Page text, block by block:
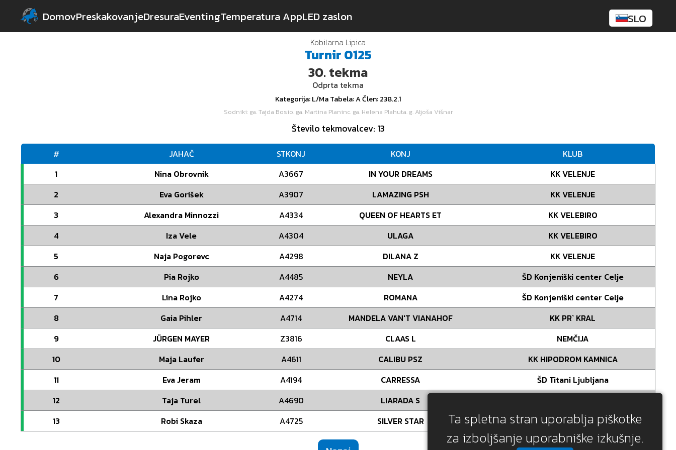
Ta spletna stran uporablja piškotke
za izboljšanje uporabniške izkušnje.
DomovPreskakovanjeDresuraEventingTemperatura AppLED zaslon SLO
Kobilarna Lipica
Turnir0125
30. tekma
Odprta tekma
Kategorija: L/MaTabela: AČlen: 238.2.1
Sodniki: ga. Tajda Bosio. ga. Martina Planinc. ga. Helena Plahuta. g. Aljoša Višnar
Število tekmovalcev: 13
# JAHAČ STKONJ KONJ
KLUB
1
Nina Obrovnik A3667 IN YOUR DREAMS
KK VELENJE
2
Eva Gorišek A3907 LAMAZING PSH
KK VELENJE
3
Alexandra Minnozzi A4334 QUEEN OF HEARTS ET
KK VELEBIRO
4
Iza Vele A4304 ULAGA
KK VELEBIRO
5
Naja Pogorevc A4298 DILANA Z
KK VELENJE
6
Pia Rojko A4485 NEYLA
ŠD Konjeniški center Celje
7
Lina Rojko A4274 ROMANA
ŠD Konjeniški center Celje
8
Gaia Pihler A4714 MANDELA VAN'T VIANAHOF
KK PR` KRAL
9
JÜRGEN MAYER Z3816 CLAAS L
NEMČIJA
10
Maja Laufer A4611 CALIBU PSZ
KK HIPODROM KAMNICA
11
Eva Jeram A4194 CARRESSA
ŠD Titani Ljubljana
12
Taja Turel A4690 LIARADA S
13
Robi Skaza A4725 SILVER STAR KK VELENJE